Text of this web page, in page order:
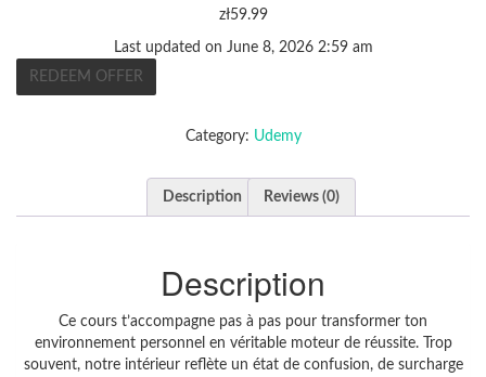
zł59.99
Last updated on June 8, 2026 2:59 am
REDEEM OFFER
Category: Udemy
Description Reviews (0)
Description
Ce cours t’accompagne pas à pas pour transformer ton
environnement personnel en véritable moteur de réussite. Trop
souvent, notre intérieur reflète un état de confusion, de surcharge